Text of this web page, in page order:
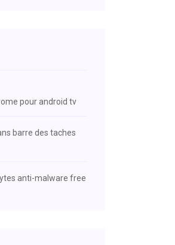
pour android tv
barre des taches
anti-malware free